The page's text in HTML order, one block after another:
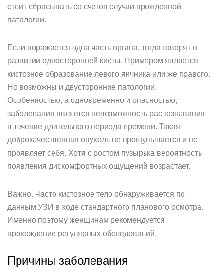
стоит сбрасывать со счетов случаи врожденной
патологии.
Если поражается одна часть органа, тогда говорят о
развитии односторонней кисты. Примером является
кистозное образование левого яичника или же правого.
Но возможны и двусторонние патологии.
Особенностью, а одновременно и опасностью,
заболевания является невозможность распознавания
в течение длительного периода времени. Такая
доброкачественная опухоль не прощупывается и не
проявляет себя. Хотя с ростом пузырька вероятность
появления дискомфортных ощущений возрастает.
Важно. Часто кистозное тело обнаруживается по
данным УЗИ в ходе стандартного планового осмотра.
Именно поэтому женщинам рекомендуется
прохождение регулярных обследований.
Причины заболевания